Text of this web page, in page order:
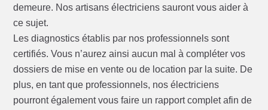
demeure. Nos artisans électriciens sauront vous aider à
ce sujet.
Les diagnostics établis par nos professionnels sont
certifiés. Vous n’aurez ainsi aucun mal à compléter vos
dossiers de mise en vente ou de location par la suite. De
plus, en tant que professionnels, nos électriciens
pourront également vous faire un rapport complet afin de